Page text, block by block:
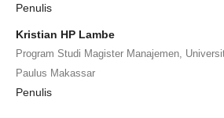
Penulis
Kristian HP Lambe
Program Studi Magister Manajemen,
Paulus Makassar
Penulis